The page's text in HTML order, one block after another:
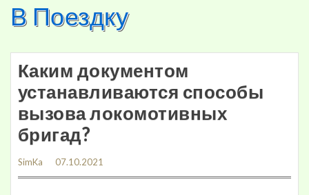
SkipВ Поездку
Каким документом
устанавливаются способы
вызова локомотивных
бригад?
SimKa 07.10.2021